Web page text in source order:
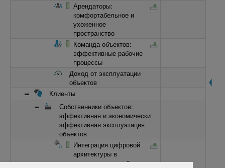
Арендаторы:
комфортабельное и
ухоженное
пространство
Команда объектов:
эффективные рабочие
процессы
Доход от эксплуатации
объектов
Клиенты
Собственники объектов:
эффективная и экономически
эффективная эксплуатация
объектов
Интеграция цифровой
архитектуры в
повседневные рабочие